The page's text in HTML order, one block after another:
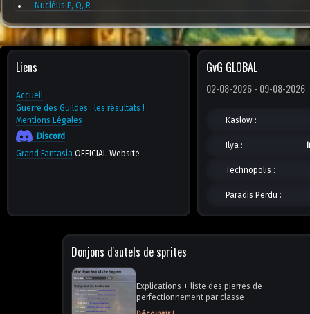
Nucléus P, Q, R
Liens
Accueil
Guerre des Guildes : les résultats !
Mentions Légales
Discord
Grand Fantasia OFFICIAL Website
GvG GLOBAL
02-08-2026 - 09-08-2026
Kaslow :
Ilya :
Technopolis :
Paradis Perdu :
Donjons d'autels de sprites
Explications + liste des pierres de
perfectionnement par classe